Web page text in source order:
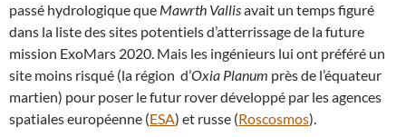
passé hydrologique que Mawrth Vallisavait un temps figuré
dans la liste des sites potentiels d’atterrissage de la future
mission ExoMars 2020. Mais les ingénieurs lui ont préféré un
site moins risqué (la région d’Oxia Planum près de l’équateur
martien) pour poser le futur rover développé par les agences
spatiales européenne (ESA) et russe (Roscosmos).